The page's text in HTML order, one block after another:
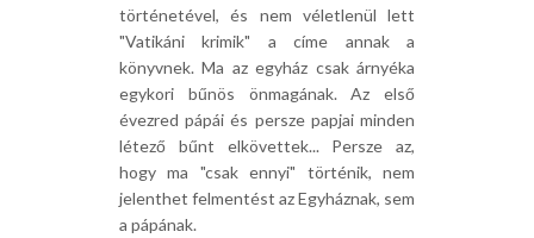
történetével, és nem véletlenül lett
"Vatikáni krimik" a címe annak a
könyvnek. Ma az egyház csak árnyéka
egykori bűnös önmagának. Az első
évezred pápái és persze papjai minden
létező bűnt elkövettek... Persze az,
hogy ma "csak ennyi" történik, nem
jelenthet felmentést az Egyháznak, sem
a pápának.